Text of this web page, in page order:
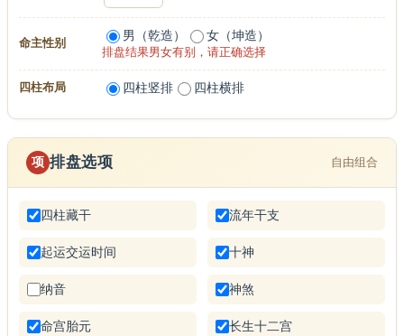
命主性别
男（乾造） 女（坤造）
排盘结果男女有别，请正确选择
四柱布局 四柱竖排 四柱横排
项 排盘选项 自由组合
四柱藏干 流年干支
起运交运时间 十神
纳音 神煞
命宫胎元 长生十二宫